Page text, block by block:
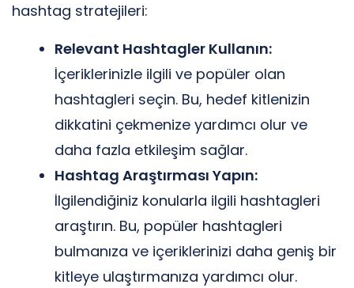
hashtag stratejileri:
Relevant Hashtagler Kullanın:
İçeriklerinizle ilgili ve popüler olan
hashtagleri seçin. Bu, hedef kitlenizin
dikkatini çekmenize yardımcı olur ve
daha fazla etkileşim sağlar.
Hashtag Araştırması Yapın:
İlgilendiğiniz konularla ilgili hashtagleri
araştırın. Bu, popüler hashtagleri
bulmanıza ve içeriklerinizi daha geniş bir
kitleye ulaştırmanıza yardımcı olur.